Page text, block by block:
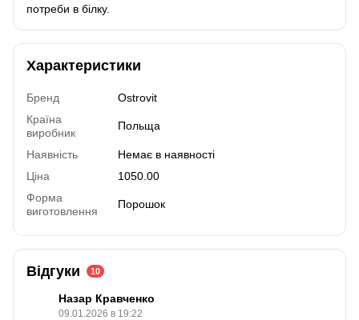
потреби в білку.
Характеристики
Бренд
Ostrovit
Країна
виробник
Польща
Наявність
Немає в наявності
Ціна
1050.00
Форма
виготовлення
Порошок
Відгуки 10
Назар Кравченко
09.01.2026 в 19:22